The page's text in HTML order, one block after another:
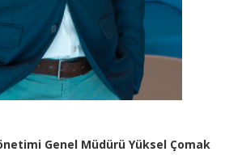
Genel Müdürü Yüksel Çomak